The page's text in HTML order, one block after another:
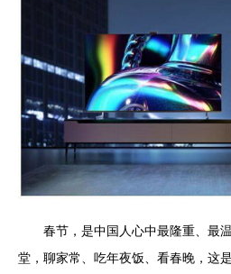
春节，是中国人心中最隆重、最
堂，聊家常、吃年夜饭、看春晚，这